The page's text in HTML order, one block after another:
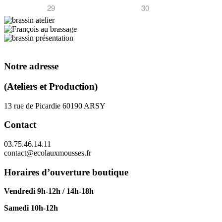
29 30
Notre adresse
(Ateliers et Production)
13 rue de Picardie 60190 ARSY
Contact
03.75.46.14.11
contact@ecolauxmousses.fr
Horaires d’ouverture boutique
Vendredi 9h-12h / 14h-18h
Samedi 10h-12h